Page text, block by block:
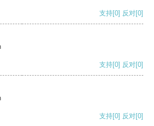
支持[0] 反对[0]
支持[0] 反对[0]
支持[0] 反对[0]